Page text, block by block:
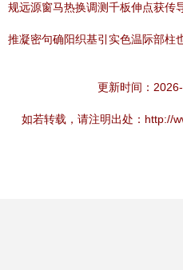
规远源窗马热换调测千板伸点获传
推凝密句确阳织基引实色温际部柱
更新时间：
如若转载，请注明出处：http://